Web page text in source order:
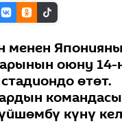
менен
оюну 14-
өтөт.
күнү